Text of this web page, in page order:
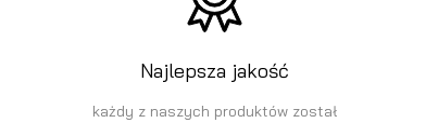
Najlepsza jakość
każdy z naszych produktów został